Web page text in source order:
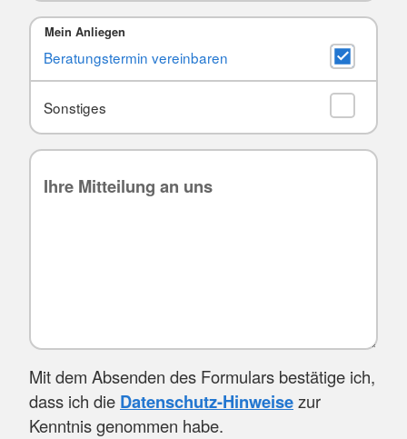
Mein Anliegen
Beratungstermin vereinbaren
Sonstiges
Mit dem Absenden des Formulars bestätige ich,
dass ich die Datenschutz-Hinweisezur
Kenntnis genommen habe.